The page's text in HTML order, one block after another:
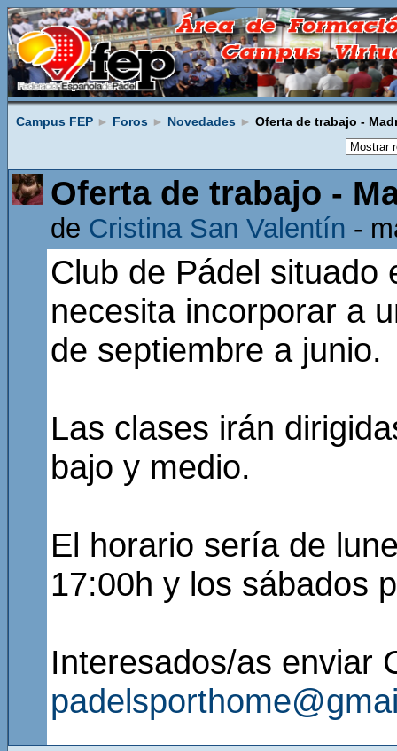
Campus FEP ► Foros ► Novedades ► Oferta de trabajo -
Oferta de trabajo -
de Cristina San Valentín -
Club de Pádel situado
necesita incorporar a
de septiembre a junio.
Las clases irán
bajo y medio.
El horario sería de
17:00h y los sábados
Interesados/as enviar